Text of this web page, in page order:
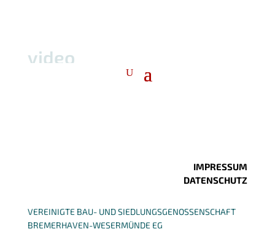
video
IMPRESSUM
DATENSCHUTZ
VEREINIGTE BAU- UND SIEDLUNGSGENOSSENSCHAFT
BREMERHAVEN-WESERMÜNDE EG